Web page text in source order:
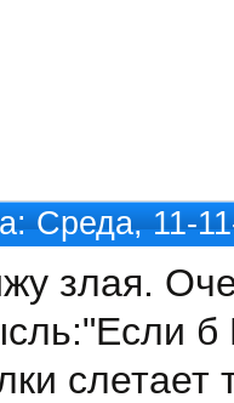
Среда, 11-
злая.
б